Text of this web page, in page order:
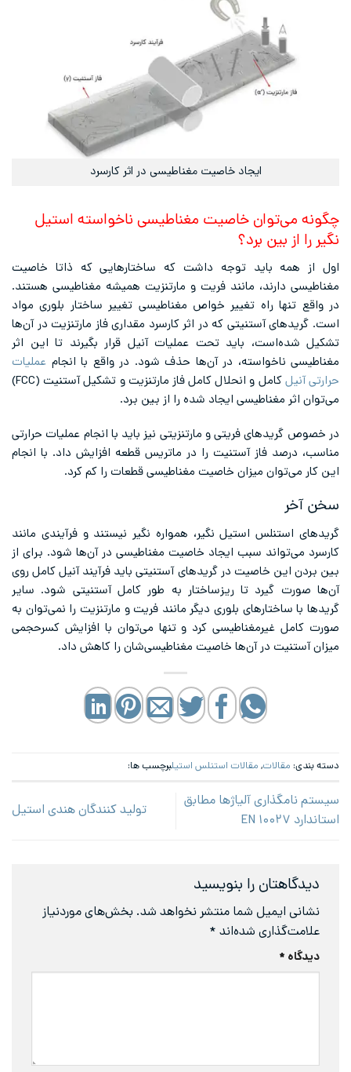
ایجاد خاصیت مغناطیسی در اثر کارسرد
چگونه می‌توان خاصیت مغناطیسی ناخواسته استیل
نگیر را از بین برد؟
اول از همه باید توجه داشت که ساختارهایی که ذاتا خاصیت
مغناطیسی دارند، مانند فریت و مارتنزیت همیشه مغناطیسی هستند.
در واقع تنها راه تغییر خواص مغناطیسی تغییر ساختار بلوری مواد
است. گریدهای آستنیتی که در اثر کارسرد مقداری فاز مارتنزیت در آن‌ها
تشکیل شده‌است، باید تحت عملیات آنیل قرار بگیرند تا این اثر
مغناطیسی ناخواسته، در آن‌ها حذف شود. در واقع با انجام عملیات
حرارتی آنیل
کامل و انحلال کامل فاز مارتنزیت و تشکیل آستنیت (FCC)
می‌توان اثر مغناطیسی ایجاد شده را از بین برد.
در خصوص گریدهای فریتی و مارتنزیتی نیز باید با انجام عملیات حرارتی
مناسب، درصد فاز آستنیت را در ماتریس قطعه افزایش داد. با انجام
این کار می‌توان میزان خاصیت مغناطیسی قطعات را کم کرد.
سخن آخر
گریدهای استنلس استیل نگیر، همواره نگیر نیستند و فرآیندی مانند
کارسرد می‌تواند سبب ایجاد خاصیت مغناطیسی در آن‌ها شود. برای از
بین بردن این خاصیت در گریدهای آستنیتی باید فرآیند آنیل کامل روی
آن‌ها صورت گیرد تا ریزساختار به طور کامل آستنیتی شود. سایر
گریدها با ساختارهای بلوری دیگر مانند فریت و مارتنزیت را نمی‌توان به
صورت کامل غیرمغناطیسی کرد و تنها می‌توان با افزایش کسرحجمی
میزان آستنیت در آن‌ها خاصیت مغناطیسی‌شان را کاهش داد.
دسته بندی: مقالات, مقالات استنلس استیلبرچسب ها:
سیستم نامگذاری آلیاژها مطابق
استاندارد EN ۱۰۰۲۷
تولید کنندگان هندی استیل
دیدگاهتان را بنویسید
نشانی ایمیل شما منتشر نخواهد شد. بخش‌های موردنیاز
علامت‌گذاری شده‌اند *
دیدگاه *